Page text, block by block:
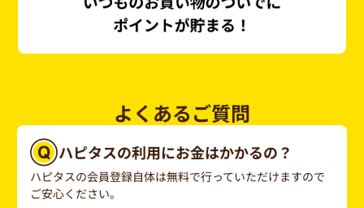
よくあるご質問
ハピタスの利用にお金はかかるの？
ハピタスの会員登録自体は無料で行っていただけますので
ご安心ください。